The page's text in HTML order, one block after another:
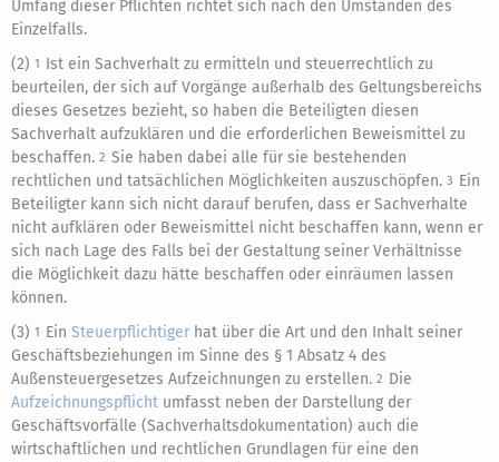
Umfang dieser Pflichten richtet sich nach den Umständen des
Einzelfalls.
(2) 1 Ist ein Sachverhalt zu ermitteln und steuerrechtlich zu
beurteilen, der sich auf Vorgänge außerhalb des Geltungsbereichs
dieses Gesetzes bezieht, so haben die Beteiligten diesen
Sachverhalt aufzuklären und die erforderlichen Beweismittel zu
beschaffen. 2 Sie haben dabei alle für sie bestehenden
rechtlichen und tatsächlichen Möglichkeiten auszuschöpfen. 3 Ein
Beteiligter kann sich nicht darauf berufen, dass er Sachverhalte
nicht aufklären oder Beweismittel nicht beschaffen kann, wenn er
sich nach Lage des Falls bei der Gestaltung seiner Verhältnisse
die Möglichkeit dazu hätte beschaffen oder einräumen lassen
können.
(3) 1 Ein Steuerpflichtiger hat über die Art und den Inhalt seiner
Geschäftsbeziehungen im Sinne des § 1 Absatz 4 des
Außensteuergesetzes Aufzeichnungen zu erstellen. 2 Die
Aufzeichnungspflicht umfasst neben der Darstellung der
Geschäftsvorfälle (Sachverhaltsdokumentation) auch die
wirtschaftlichen und rechtlichen Grundlagen für eine den